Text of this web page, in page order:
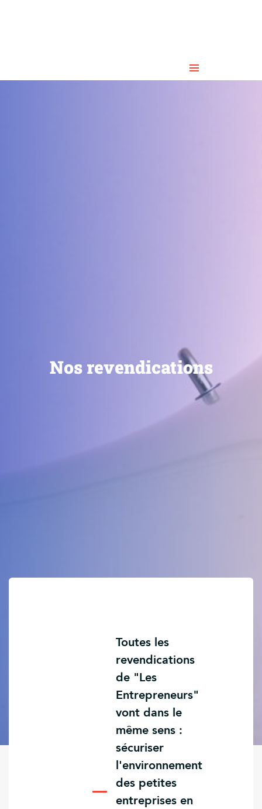
Nos revendications
Toutes les
revendications
de "Les
Entrepreneurs"
vont dans le
même sens :
sécuriser
l'environnement
des petites
entreprises en